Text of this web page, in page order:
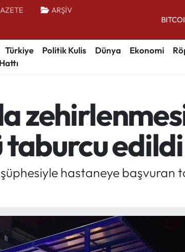
ARŞİV
Türkiye Politik Kulis Dünya Ekonomi
taburcu edildi
hastaneye başvuran